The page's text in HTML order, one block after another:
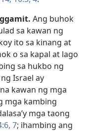
Ang buhok
sa kawan ng
ito sa kinang at
o sa kapal at lago
sa hukbo ng
Israel ay
kawan ng mga
mga kambing
mga taong
7; ihambing ang